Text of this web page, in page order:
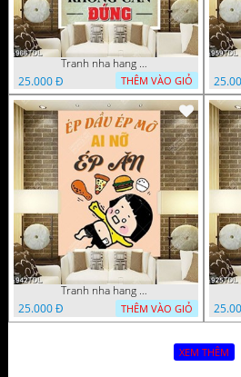
Tranh nha hang quan an động lực nếu như ăn là sai thì tôi đây không cần đúng
25.000 Đ
THÊM VÀO GIỎ
Tranh nha hang quan an động lực ép dầu ép mỡ ai nỡ ép ăn
25.000 Đ
THÊM VÀO GIỎ
XEM THÊM